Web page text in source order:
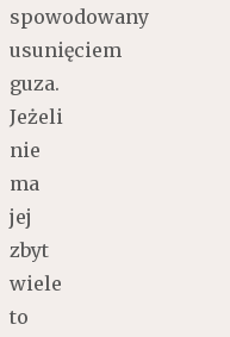
spowodowany
usunięciem
guza.
Jeżeli
nie
ma
jej
zbyt
wiele
to